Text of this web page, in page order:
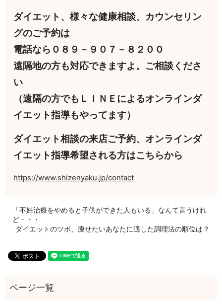
ダイエット、様々な健康相談、カウンセリン
グのご予約は
電話なら０８９－９０７－８２００
遠隔地の方も対応できますよ。ご相談くださ
い
（遠隔の方でもＬＩＮＥによるオンラインダ
イエット指導もやってます）
ダイエット相談の来店ご予約、オンラインダ
イエット指導希望される方はこちらから
https://www.shizenyaku.jp/contact
「不妊治療をやめると子供ができた人もいる」なんて言うけれ
ど・・・
ダイエットのツボ、痩せたいあなたに適した調理法の順位は？